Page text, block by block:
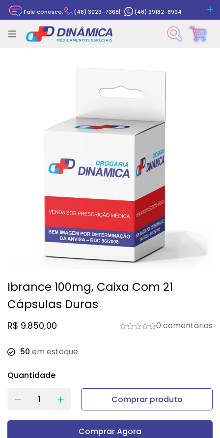
Fale conosco: (48) 3023-7368| (48) 99182-6994
Rastrear pedido
Ibrance 100mg, Caixa Com 21
Cápsulas Duras
R$ 9.850,00 0 comentários
50 em estoque
Quantidade
Comprar produto
Comprar Agora